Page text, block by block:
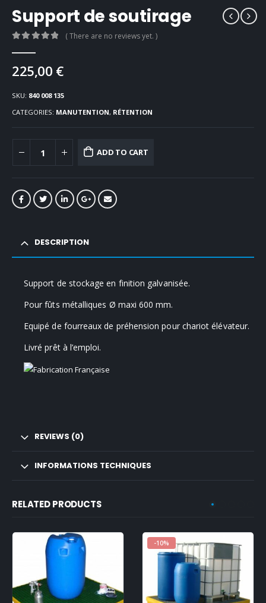
Support de soutirage
( There are no reviews yet. )
225,00 €
SKU: 840 008 135
CATEGORIES: MANUTENTION, RÉTENTION
ADD TO CART
DESCRIPTION
Support de stockage en finition galvanisée.
Pour fûts métalliques Ø maxi 600 mm.
Equipé de fourreaux de préhension pour chariot élévateur.
Livré prêt à l’emploi.
REVIEWS (0)
INFORMATIONS TECHNIQUES
RELATED PRODUCTS
-10%